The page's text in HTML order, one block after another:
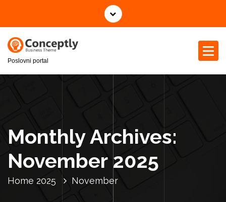
i
Poslovni portal
Monthly Archives:
November 2025
Home 2025 November